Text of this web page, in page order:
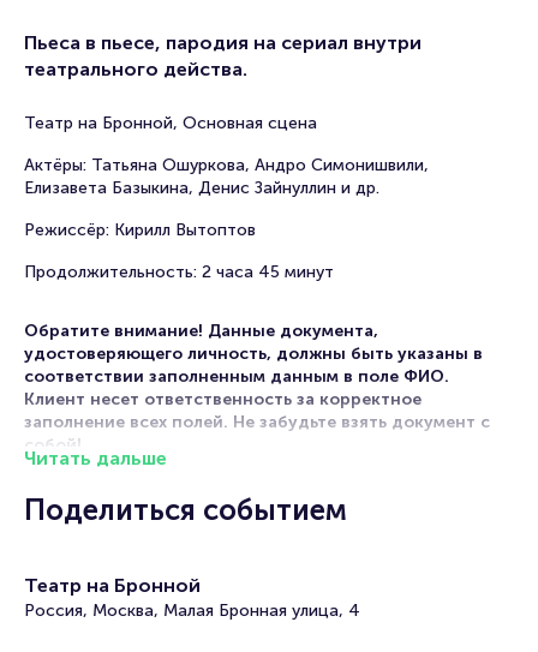
Пьеса в пьесе, пародия на сериал внутри
театрального действа.
Театр на Бронной, Основная сцена
Актёры: Татьяна Ошуркова, Андро Симонишвили,
Елизавета Базыкина, Денис Зайнуллин и др.
Режиссёр: Кирилл Вытоптов
Продолжительность: 2 часа 45 минут
Обратите внимание! Данные документа,
удостоверяющего личность, должны быть указаны в
соответствии заполненным данным в поле ФИО.
Клиент несет ответственность за корректное
заполнение всех полей. Не забудьте взять документ с
собой!
состоится 19 октября 2026 года в театре на Бронной. На
осуществляется без посредников. Зачастую это
единственная возможность достать билет на комедию.
Читать дальше
Поделиться событием
Театр на Бронной
Россия, Москва, Малая Бронная улица, 4